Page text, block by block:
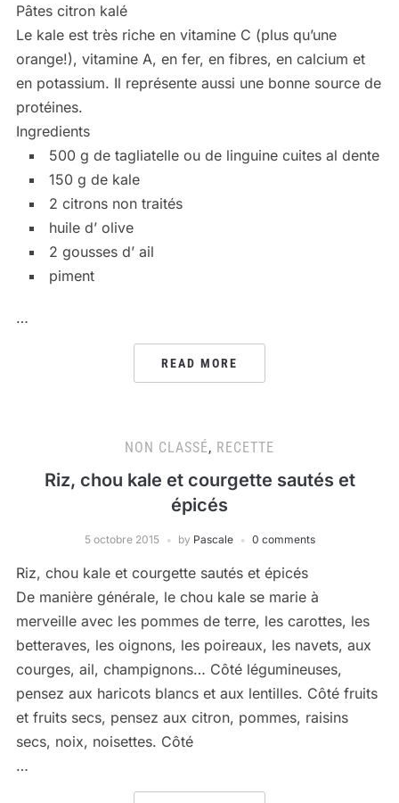
Pâtes citron kalé
Le kale est très riche en vitamine C (plus qu’une
orange!), vitamine A, en fer, en fibres, en calcium et
en potassium. Il représente aussi une bonne source de
protéines.
Ingredients
500 g de tagliatelle ou de linguine cuites al dente
150 g de kale
2 citrons non traités
huile d’ olive
2 gousses d’ ail
piment
…
READ MORE
NON CLASSÉ, RECETTE
Riz, chou kale et courgette sautés et
épicés
5 octobre 2015 by Pascale 0 comments
Riz, chou kale et courgette sautés et épicés
De manière générale, le chou kale se marie à
merveille avec les pommes de terre, les carottes, les
betteraves, les oignons, les poireaux, les navets, aux
courges, ail, champignons… Côté légumineuses,
pensez aux haricots blancs et aux lentilles. Côté fruits
et fruits secs, pensez aux citron, pommes, raisins
secs, noix, noisettes. Côté
…